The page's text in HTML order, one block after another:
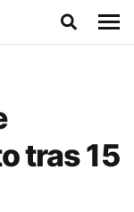
tras 15